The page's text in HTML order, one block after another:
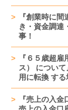
『創業時に
き・資金調達
事！
『６５歳超
ス） につい
用に転換 する
『売上の入